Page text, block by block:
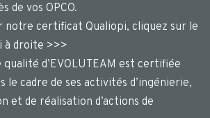
de vos OPCO.
notre certificat Qualiopi, cliquez sur le
à droite >>>
qualité d’EVOLUTEAM est certifiée
le cadre de ses activités d’ingénierie,
et de réalisation d’actions de